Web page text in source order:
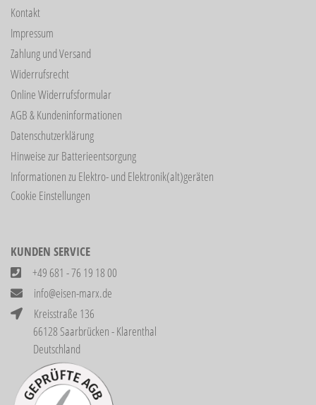
Kontakt
Impressum
Zahlung und Versand
Widerrufsrecht
Online Widerrufsformular
AGB & Kundeninformationen
Datenschutzerklärung
Hinweise zur Batterieentsorgung
Informationen zu Elektro- und Elektronik(alt)geräten
Cookie Einstellungen
KUNDEN SERVICE
+49 681 - 76 19 18 00
info@eisen-marx.de
Kreisstraße 136
66128 Saarbrücken - Klarenthal
Deutschland